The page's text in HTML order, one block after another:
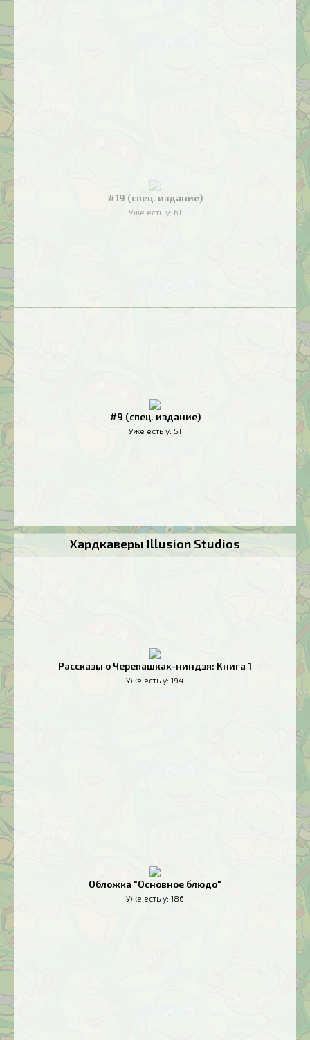
#19 (спец. издание)
Уже есть у: 61
#9 (спец. издание)
Уже есть у: 51
Хардкаверы Illusion Studios
Рассказы о Черепашках-ниндзя: Книга 1
Уже есть у: 194
Обложка "Основное блюдо"
Уже есть у: 186